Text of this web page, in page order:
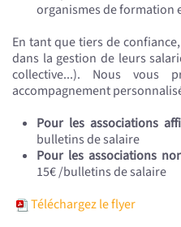
organismes de formation
En tant que tiers de
dans la gestion de leurs
collective...). Nous vous
accompagnement
Pour les associations
bulletins de salaire
Pour les associations
15€ /bulletins de salaire
Téléchargez le flyer